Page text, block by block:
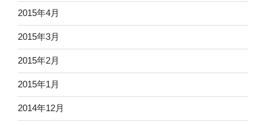
2015年4月
2015年3月
2015年2月
2015年1月
2014年12月